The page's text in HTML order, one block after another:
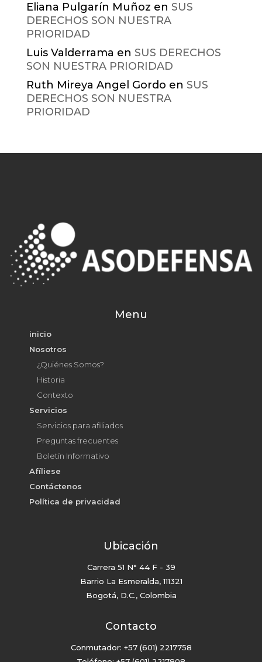
Eliana Pulgarín Muñoz en SUS
DERECHOS SON NUESTRA
PRIORIDAD
Luis Valderrama en SUS DERECHOS
SON NUESTRA PRIORIDAD
Ruth Mireya Angel Gordo en SUS
DERECHOS SON NUESTRA
PRIORIDAD
Menu
inicio
Nosotros
¿Quiénes Somos?
Historia
Contexto
Servicios
Servicios para afiliados
Preguntas frecuentes
Boletín Informativo
Afíliese
Contáctenos
Política de privacidad
Ubicación
Carrera 51 N° 44 F - 39
Barrio La Esmeralda, 111321
Bogotá, D.C., Colombia
Contacto
Conmutador: +57 (601) 2217758